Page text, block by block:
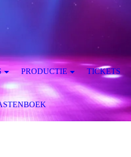
PRODUCTIE TICKETS